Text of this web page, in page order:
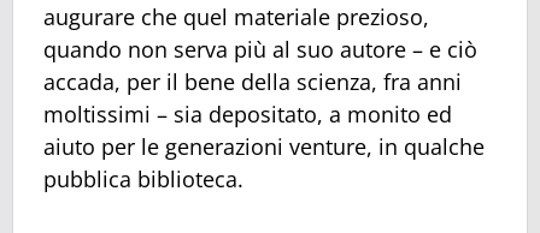
augurare che quel materiale prezioso,
quando non serva più al suo autore – e ciò
accada, per il bene della scienza, fra anni
moltissimi – sia depositato, a monito ed
aiuto per le generazioni venture, in qualche
pubblica biblioteca.